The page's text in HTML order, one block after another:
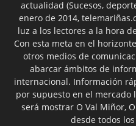
actualidad (Sucesos,
enero de 2014,
luz a los lectores a la hora
Con esta meta en el
otros medios de
abarcar ámbitos de
internacional. Información
por supuesto en el
será mostrar O Val Miñor,
desde todos